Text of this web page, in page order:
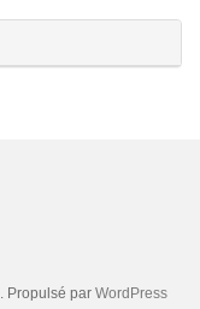
. Propulsé par WordPress